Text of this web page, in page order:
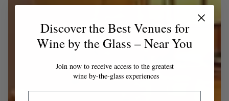
Discover the Best Venues for
Wine by the Glass – Near You
Join now to receive access to the greatest
wine by-the-glass experiences
Email